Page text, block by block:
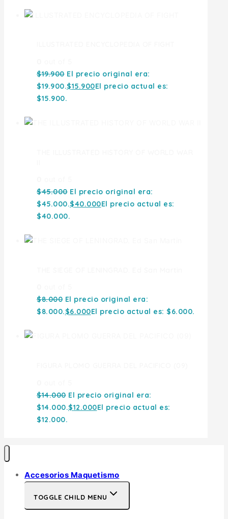
$19.900 El precio original era:
$19.900.$15.900El precio actual es:
$15.900.
$45.000 El precio original era:
$45.000.$40.000El precio actual es:
$40.000.
$8.000 El precio original era:
$8.000.$6.000El precio actual es: $6.000.
$14.000 El precio original era:
$14.000.$12.000El precio actual es:
$12.000.
Accesorios Maquetismo
TOGGLE CHILD MENU